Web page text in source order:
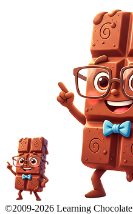
©2009-2026 Learning Chocolate